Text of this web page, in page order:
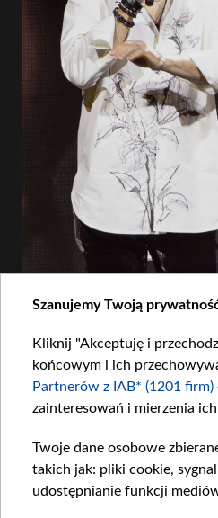
Szanujemy Twoją
Kliknij "Akceptuję i
końcowym i ich
Partnerów z IAB* (1201 firm)
zainteresowań i mierzenia
Twoje dane osobowe
takich jak: pliki cookie,
udostępnianie funkcji